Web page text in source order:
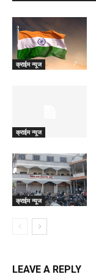
क्राईम न्यूज
क्राईम न्यूज
क्राईम न्यूज
LEAVE A REPLY